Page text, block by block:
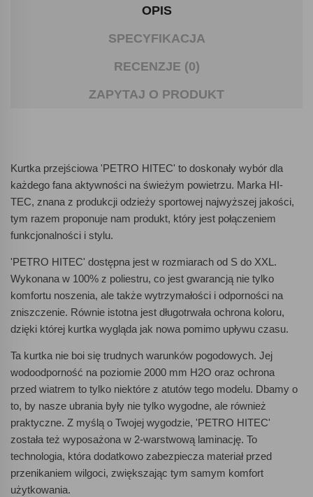
OPIS
SPECYFIKACJA
RECENZJE (0)
ZAPYTAJ O PRODUKT
Kurtka przejściowa 'PETRO HITEC' to doskonały wybór dla
każdego fana aktywności na świeżym powietrzu. Marka HI-
TEC, znana z produkcji odzieży sportowej najwyższej jakości,
tym razem proponuje nam produkt, który jest połączeniem
funkcjonalności i stylu.
'PETRO HITEC' dostępna jest w rozmiarach od S do XXL.
Wykonana w 100% z poliestru, co jest gwarancją nie tylko
komfortu noszenia, ale także wytrzymałości i odporności na
zniszczenie. Równie istotna jest długotrwała ochrona koloru,
dzięki której kurtka wygląda jak nowa pomimo upływu czasu.
Ta kurtka nie boi się trudnych warunków pogodowych. Jej
wodoodporność na poziomie 2000 mm H2O oraz ochrona
przed wiatrem to tylko niektóre z atutów tego modelu. Dbamy o
to, by nasze ubrania były nie tylko wygodne, ale również
praktyczne. Z myślą o Twojej wygodzie, 'PETRO HITEC'
została też wyposażona w 2-warstwową laminację. To
technologia, która dodatkowo zabezpiecza materiał przed
przenikaniem wilgoci, zwiększając tym samym komfort
użytkowania.